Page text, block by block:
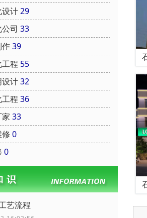
计29
司 33
作39
程 55
计32
程 36
33
0
0
艺流程